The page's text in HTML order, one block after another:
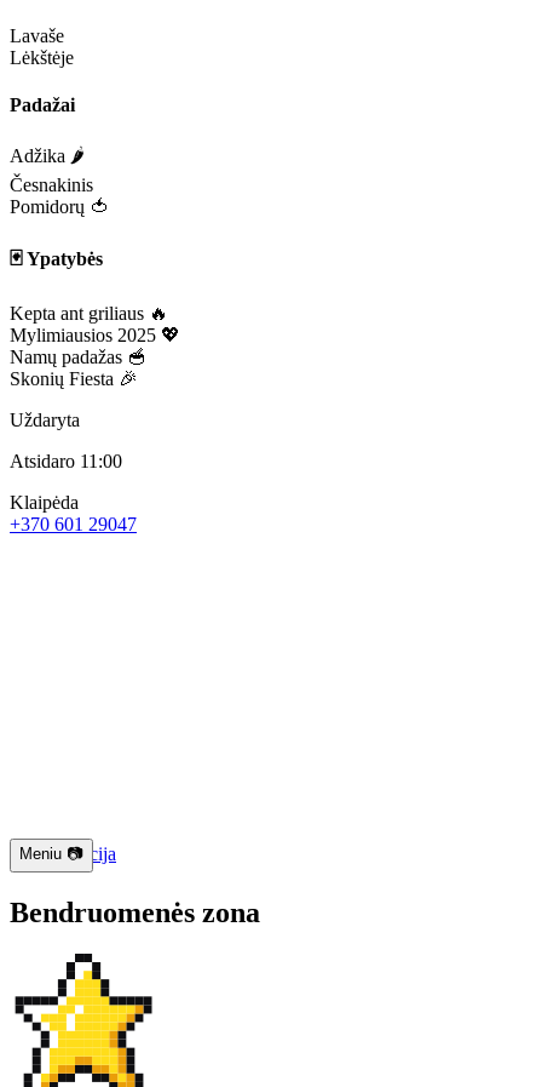
Lavaše
Lėkštėje
Padažai
Adžika 🌶️
Česnakinis
Pomidorų 🍅
🃏 Ypatybės
Kepta ant griliaus 🔥
Mylimiausios 2025 💖
Namų padažas 🥣
Skonių Fiesta 🎉
Uždaryta
Atsidaro 11:00
Klaipėda
+370 601 29047
📱 Navigacija
Meniu 📷
Bendruomenės zona